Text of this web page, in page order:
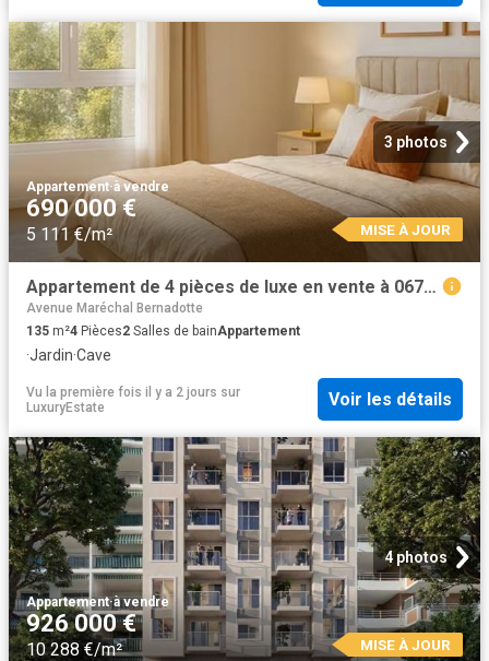
3 photos
Appartement·à vendre
690 000 €
5 111 €/m² MISE À JOUR
Appartement de 4 pièces de luxe en vente à 06700, Nice, Provence Alpes Côte d'Azur
Avenue Maréchal Bernadotte
135 m²4 Pièces2 Salles de bainAppartement
·Jardin·Cave
Vu la première fois il y a 2 jours sur
LuxuryEstate
Voir les détails
4 photos
Appartement·à vendre
926 000 €
10 288 €/m² MISE À JOUR